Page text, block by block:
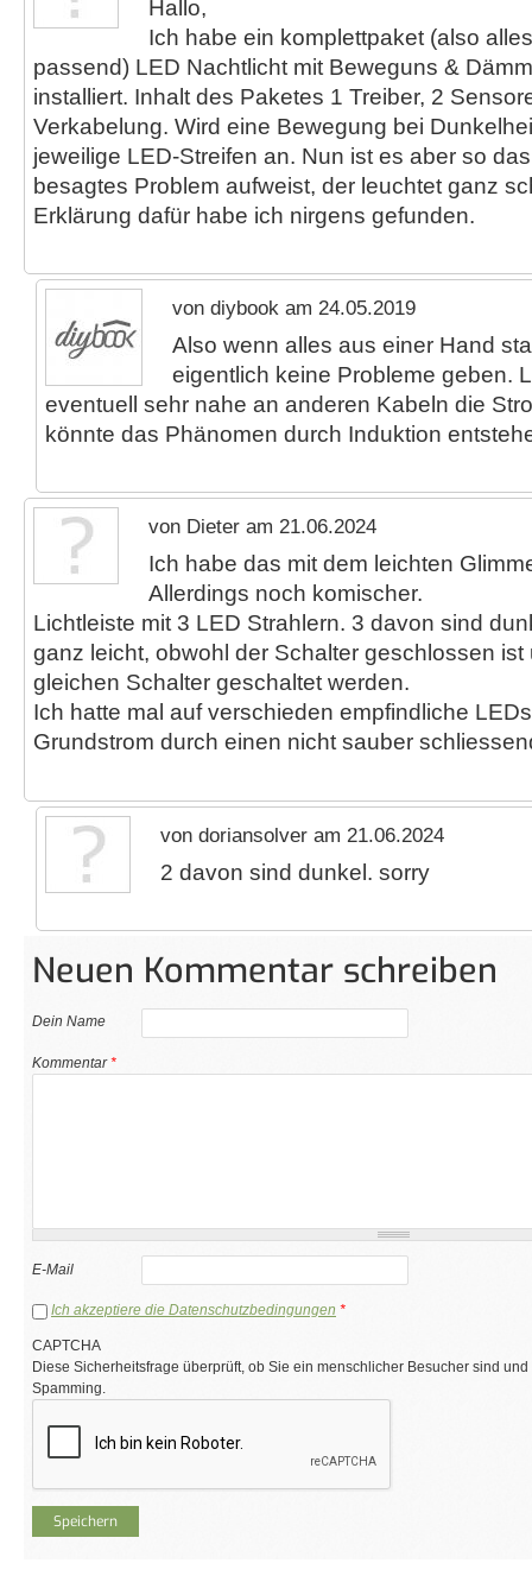
Hallo,
Ich habe ein komplettpaket (also
passend) LED Nachtlicht mit Beweguns &
installiert. Inhalt des Paketes 1 Treiber, 2
Verkabelung. Wird eine Bewegung bei
jeweilige LED-Streifen an. Nun ist es aber so
besagtes Problem aufweist, der leuchtet ganz
Erklärung dafür habe ich nirgens gefunden.
von diybook am 24.05.2019
Also wenn alles aus einer Hand
eigentlich keine Probleme geben.
eventuell sehr nahe an anderen Kabeln die
könnte das Phänomen durch Induktion
von Dieter am 21.06.2024
Ich habe das mit dem leichten
Allerdings noch komischer.
Lichtleiste mit 3 LED Strahlern. 3 davon sind
ganz leicht, obwohl der Schalter geschlossen ist
gleichen Schalter geschaltet werden.
Ich hatte mal auf verschieden empfindliche
Grundstrom durch einen nicht sauber
von doriansolver am 21.06.2024
2 davon sind dunkel. sorry
Neuen Kommentar schreiben
Dein Name
Kommentar*
E-Mail
Ich akzeptiere die Datenschutzbedingungen *
CAPTCHA
Diese Sicherheitsfrage überprüft, ob Sie ein menschlicher Besucher sind
Spamming.